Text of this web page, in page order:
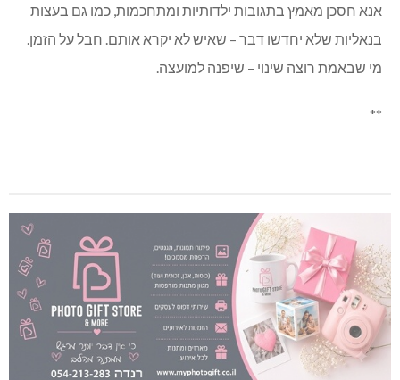
אנא חסכן מאמץ בתגובות ילדותיות ומתחכמות, כמו גם בעצות
בנאליות שלא יחדשו דבר – שאיש לא יקרא אותם. חבל על הזמן.
מי שבאמת רוצה שינוי – שיפנה למועצה.
**